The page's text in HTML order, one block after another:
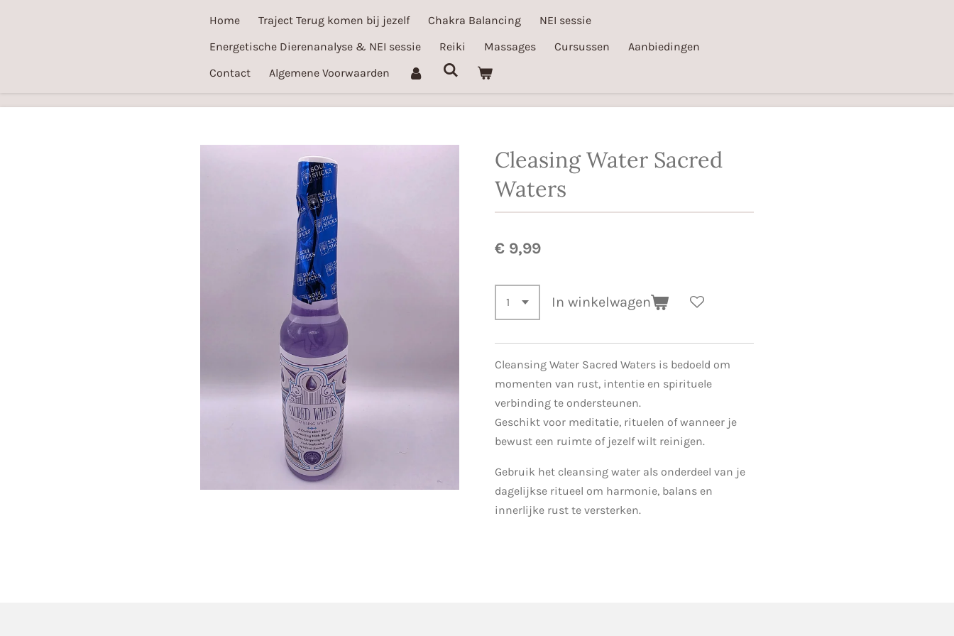
Home Traject Terug komen bij jezelf Chakra Balancing
NEI sessie
Energetische Dierenanalyse & NEI sessie
Reiki Massages Cursussen
Aanbiedingen
Contact
Algemene Voorwaarden
Cleasing Water Sacred
Waters
€ 9,99
In winkelwagen
Cleansing Water Sacred Waters is bedoeld om
momenten van rust, intentie en spirituele
verbinding te ondersteunen.
Geschikt voor meditatie, rituelen of wanneer je
bewust een ruimte of jezelf wilt reinigen.
Gebruik het cleansing water als onderdeel van je
dagelijkse ritueel om harmonie, balans en
innerlijke rust te versterken.